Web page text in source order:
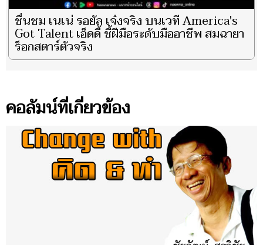
ชื่นชม เนเน่ รอยัล เจ๋งจริง บนเวที America's
Got Talent เอ็ดดี้ ชี้ฝีมือระดับมืออาชีพ สมฉายา
ร็อกสตาร์ตัวจริง
คอลัมน์ที่เกี่ยวข้อง